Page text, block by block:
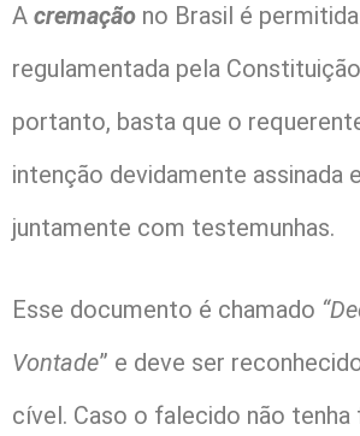
A cremação no Brasil é
regulamentada pela
portanto, basta que o
intenção devidamente assinada
juntamente com testemunhas.
Esse documento é chamado
Vontade” e deve ser
cível. Caso o falecido não